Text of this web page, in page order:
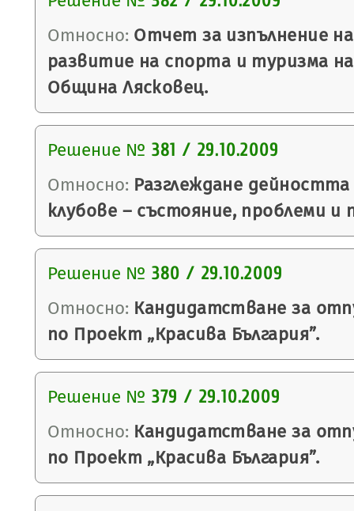
Относно: Отчет за изпълнение
развитие на спорта и туризма
Община Лясковец.
Решение № 381 / 29.10.2009
Относно: Разглеждане
клубове – състояние, проблеми и
Решение № 380 / 29.10.2009
Относно: Кандидатстване за
по Проект „Красива България”.
Решение № 379 / 29.10.2009
Относно: Кандидатстване за
по Проект „Красива България”.